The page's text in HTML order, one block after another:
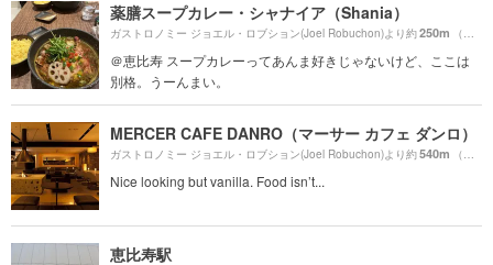
薬膳スープカレー・シャナイア（Shania）
ガストロノミー ジョエル・ロブション(Joel Robuchon)より約250m （徒歩5分）
＠恵比寿 スープカレーってあんま好きじゃないけど、ここは
別格。うーんまい。
MERCER CAFE DANRO（マーサー カフェ ダンロ）
ガストロノミー ジョエル・ロブション(Joel Robuchon)より約540m （徒歩9分）
Nice looking but vanilla. Food isn’t...
恵比寿駅